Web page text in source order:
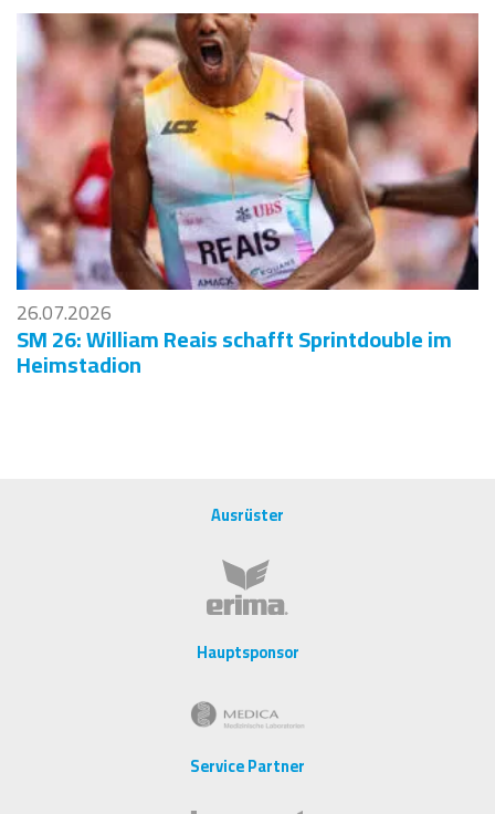
26.07.2026
SM 26: William Reais schafft Sprintdouble im
Heimstadion
Ausrüster
Hauptsponsor
Service Partner